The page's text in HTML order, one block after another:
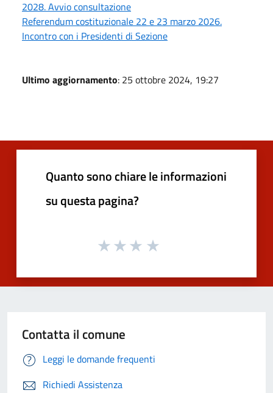
2028. Avvio consultazione
Referendum costituzionale 22 e 23 marzo 2026.
Incontro con i Presidenti di Sezione
Ultimo aggiornamento: 25 ottobre 2024, 19:27
Quanto sono chiare le informazioni
su questa pagina?
Contatta il comune
Leggi le domande frequenti
Richiedi Assistenza